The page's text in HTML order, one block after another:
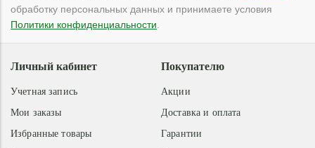
обработку персональных данных и принимаете условия
Политики конфиденциальности
Покупателю
Акции
Доставка и оплата
Гарантии
Личный кабинет
Учетная запись
Мои заказы
Избранные товары